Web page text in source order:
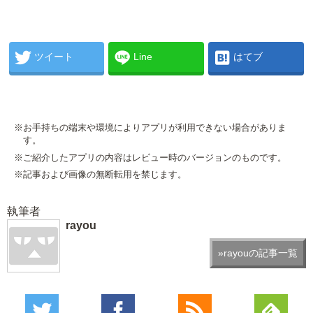
ツイート Line はてブ
※お手持ちの端末や環境によりアプリが利用できない場合がありま
す。
※ご紹介したアプリの内容はレビュー時のバージョンのものです。
※記事および画像の無断転用を禁じます。
執筆者
rayou
»rayouの記事一覧